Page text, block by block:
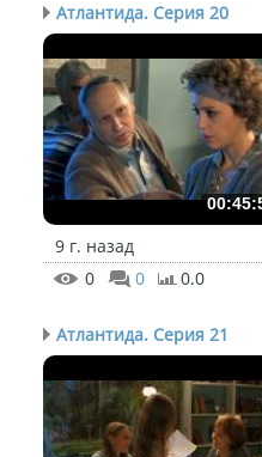
Атлантида. Серия 20
9 г. назад
0
0 0.0
Атлантида. Серия 21